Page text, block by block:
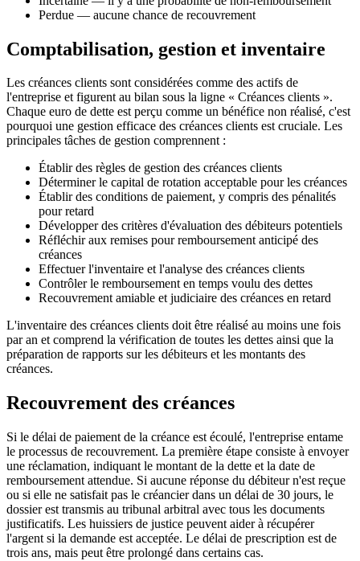
Perdue — aucune chance de recouvrement
Comptabilisation, gestion et inventaire
Les créances clients sont considérées comme des actifs de
l'entreprise et figurent au bilan sous la ligne « Créances clients ».
Chaque euro de dette est perçu comme un bénéfice non réalisé, c'est
pourquoi une gestion efficace des créances clients est cruciale. Les
principales tâches de gestion comprennent :
Établir des règles de gestion des créances clients
Déterminer le capital de rotation acceptable pour les créances
Établir des conditions de paiement, y compris des pénalités
pour retard
Développer des critères d'évaluation des débiteurs potentiels
Réfléchir aux remises pour remboursement anticipé des
créances
Effectuer l'inventaire et l'analyse des créances clients
Contrôler le remboursement en temps voulu des dettes
Recouvrement amiable et judiciaire des créances en retard
L'inventaire des créances clients doit être réalisé au moins une fois
par an et comprend la vérification de toutes les dettes ainsi que la
préparation de rapports sur les débiteurs et les montants des
créances.
Recouvrement des créances
Si le délai de paiement de la créance est écoulé, l'entreprise entame
le processus de recouvrement. La première étape consiste à envoyer
une réclamation, indiquant le montant de la dette et la date de
remboursement attendue. Si aucune réponse du débiteur n'est reçue
ou si elle ne satisfait pas le créancier dans un délai de 30 jours, le
dossier est transmis au tribunal arbitral avec tous les documents
justificatifs. Les huissiers de justice peuvent aider à récupérer
l'argent si la demande est acceptée. Le délai de prescription est de
trois ans, mais peut être prolongé dans certains cas.